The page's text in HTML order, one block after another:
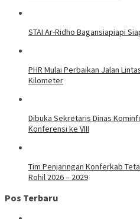
STAI Ar-Ridho Bagansiapiapi
PHR Mulai Perbaikan Jalan
Kilometer
Dibuka Sekretaris Dinas
Konferensi ke VIII
Tim Penjaringan Konferkab
Rohil 2026 – 2029
Pos Terbaru